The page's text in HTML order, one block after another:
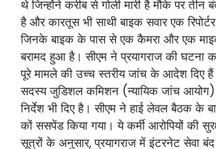
थे जिन्होंने करीब से गोली मारी है मौके पर तीन
है और कारतूस भी साथी बाइक सवार एक
जिनके बाइक के पास से एक कैमरा और एक
बरामद हुआ है। सीएम ने प्रयागराज की घटना
पूरे मामले की उच्च स्तरीय जांच के आदेश दिए
सदस्य जुडिशल कमिशन (न्यायिक जांच
निर्देश भी दिए है। सीएम ने हाई लेवल बैठक के
कों ससपेंड किया गया। ये कर्मी आरोपियों की
सूत्रों के अनुसार, प्रयागराज में इंटरनेट सेवा